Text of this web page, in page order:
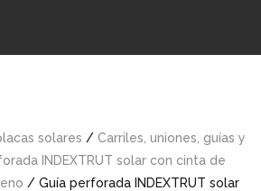
solares / Carriles, uniones, guías y
INDEXTRUT solar con cinta de
/ Guía perforada INDEXTRUT solar